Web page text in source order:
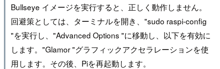
Bullseye イメージを実行すると、正しく動作しません。
回避策としては、ターミナルを開き、"sudo raspi-config
"を実行し、"Advanced Options "に移動し、以下を有効に
します。"Glamor "グラフィックアクセラレーションを使
用します。その後、Piを再起動します。